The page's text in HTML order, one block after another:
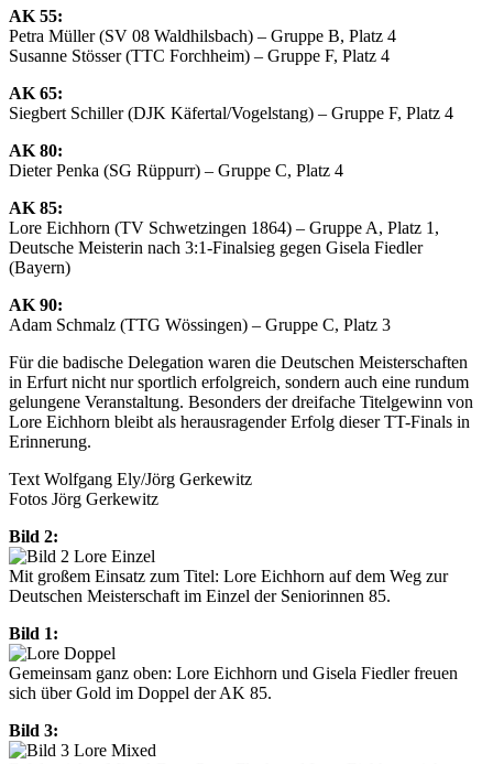
AK 55:
Petra Müller (SV 08 Waldhilsbach) – Gruppe B, Platz 4
Susanne Stösser (TTC Forchheim) – Gruppe F, Platz 4
AK 65:
Siegbert Schiller (DJK Käfertal/Vogelstang) – Gruppe F, Platz 4
AK 80:
Dieter Penka (SG Rüppurr) – Gruppe C, Platz 4
AK 85:
Lore Eichhorn (TV Schwetzingen 1864) – Gruppe A, Platz 1,
Deutsche Meisterin nach 3:1-Finalsieg gegen Gisela Fiedler
(Bayern)
AK 90:
Adam Schmalz (TTG Wössingen) – Gruppe C, Platz 3
Für die badische Delegation waren die Deutschen Meisterschaften
in Erfurt nicht nur sportlich erfolgreich, sondern auch eine rundum
gelungene Veranstaltung. Besonders der dreifache Titelgewinn von
Lore Eichhorn bleibt als herausragender Erfolg dieser TT-Finals in
Erinnerung.
Text Wolfgang Ely/Jörg Gerkewitz
Fotos Jörg Gerkewitz
Bild 2:
Mit großem Einsatz zum Titel: Lore Eichhorn auf dem Weg zur
Deutschen Meisterschaft im Einzel der Seniorinnen 85.
Bild 1:
Gemeinsam ganz oben: Lore Eichhorn und Gisela Fiedler freuen
sich über Gold im Doppel der AK 85.
Bild 3: